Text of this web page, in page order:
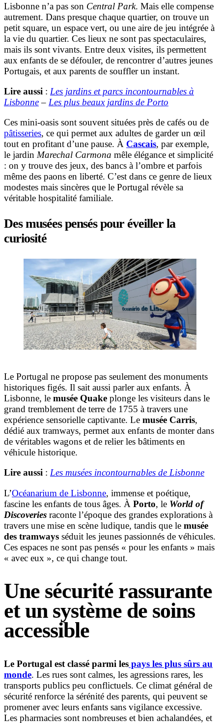
Lisbonne n’a pas son Central Park. Mais elle compense
autrement. Dans presque chaque quartier, on trouve un
petit square, un espace vert, ou une aire de jeu intégrée à
la vie du quartier. Ces lieux ne sont pas spectaculaires,
mais ils sont vivants. Entre deux visites, ils permettent
aux enfants de se défouler, de rencontrer d’autres jeunes
Portugais, et aux parents de souffler un instant.
Lire aussi : Les jardins et parcs incontournables à
Lisbonne– Les plus beaux jardins de Porto
Ces mini-oasis sont souvent situées près de cafés ou de
pâtisseries, ce qui permet aux adultes de garder un œil
tout en profitant d’une pause. À Cascais, par exemple,
le jardin Marechal Carmona mêle élégance et simplicité
: on y trouve des jeux, des bancs à l’ombre et parfois
même des paons en liberté. C’est dans ce genre de lieux
modestes mais sincères que le Portugal révèle sa
véritable hospitalité familiale.
Des musées pensés pour éveiller la
curiosité
Le Portugal ne propose pas seulement des monuments
historiques figés. Il sait aussi parler aux enfants. À
Lisbonne, le musée Quake plonge les visiteurs dans le
grand tremblement de terre de 1755 à travers une
expérience sensorielle captivante. Le musée Carris,
dédié aux tramways, permet aux enfants de monter dans
de véritables wagons et de relier les bâtiments en
véhicule historique.
Lire aussi : Les musées incontournables de Lisbonne
L’Océanarium de Lisbonne, immense et poétique,
fascine les enfants de tous âges. À Porto, le World of
Discoveries raconte l’époque des grandes explorations à
travers une mise en scène ludique, tandis que le musée
des tramways séduit les jeunes passionnés de véhicules.
Ces espaces ne sont pas pensés « pour les enfants » mais
« avec eux », ce qui change tout.
Une sécurité rassurante
et un système de soins
accessible
Le Portugal est classé parmi les pays les plus sûrs au
monde. Les rues sont calmes, les agressions rares, les
transports publics peu conflictuels. Ce climat général de
sécurité renforce la sérénité des parents, qui peuvent se
promener avec leurs enfants sans vigilance excessive.
Les pharmacies sont nombreuses et bien achalandées, et